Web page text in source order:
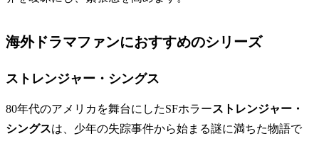
海外ドラマファンにおすすめのシリーズ
ストレンジャー・シングス
80年代のアメリカを舞台にしたSFホラーストレンジャー・
シングスは、少年の失踪事件から始まる謎に満ちた物語で